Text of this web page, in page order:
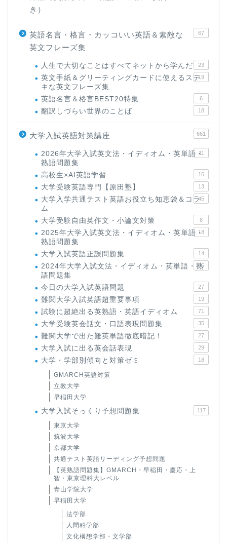
き）
英語名言・格言・カッコいい英語＆素敵な
英文フレーズ集
67
人生で大切なことはすべてネットから学んだ 23
英文手紙＆グリーティングカードに使えるステ
キな英文フレーズ集
19
英語名言＆格言BEST20特集 6
翻訳しづらい世界のことば 18
大学入試英語対策講座 661
2026年大学入試英文法・イディオム・英単語・
熟語問題集
11
高校生×AI英語学習 16
大学受験英語専門【原田塾】 13
大学入学共通テスト英語お役立ち知恵袋＆コラ
ム
45
大学受験自由英作文・小論文対策 8
2025年大学入試英文法・イディオム・英単語・
熟語問題集
18
大学入試英語正誤問題集 14
2024年大学入試文法・イディオム・英単語・熟
語問題集
15
今日の大学入試英語問題 27
難関大学入試英語超重要事項 19
試験に超絶出る英熟語・英語イディオム 71
大学受験英会話文・口語表現問題集 35
難関大学で出た難英単語徹底暗記！ 27
大学入試に出る英会話表現 29
大学・学部別傾向と対策ゼミ 18
GMARCH英語対策
立教大学
早稲田大学
大学入試そっくり予想問題集 117
東京大学
筑波大学
京都大学
共通テスト英語リーディング予想問題
【英熟語問題集】GMARCH・早稲田・慶応・上
智・東京理科大レベル
青山学院大学
早稲田大学
法学部
人間科学部
文化構想学部・文学部